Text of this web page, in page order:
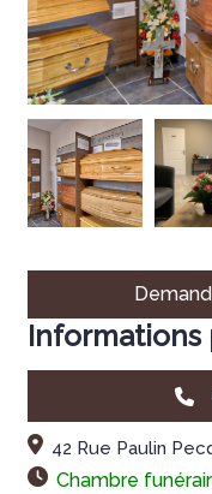
Informations
42 Rue Paulin
Chambre